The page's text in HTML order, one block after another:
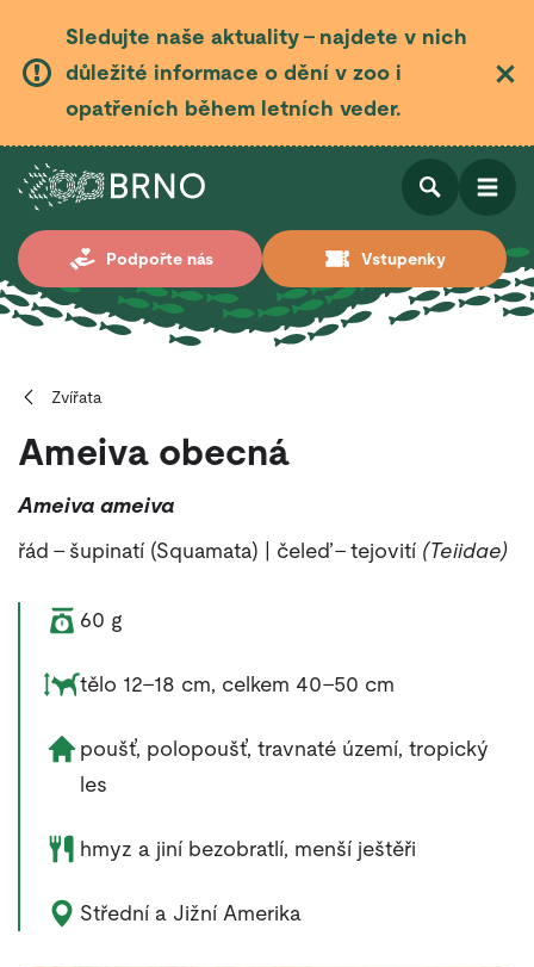
Sledujte naše aktuality – najdete v nich
důležité informace o dění v zoo i
opatřeních během letních veder.
Podpořte nás Vstupenky
Otevřít
Otevřít
Zvířata
Ameiva obecná
Ameiva ameiva
řád – šupinatí (Squamata) | čeleď – tejovití (Teiidae)
Váha zvířete:
60 g
Rozměry zvířete:
tělo 12–18 cm, celkem 40–50 cm
Životní prostředí zvířete:
poušť, polopoušť, travnaté území, tropický
les
Potrava zvířete:
hmyz a jiní bezobratlí, menší ještěři
Výskyt zvířete:
Střední a Jižní Amerika